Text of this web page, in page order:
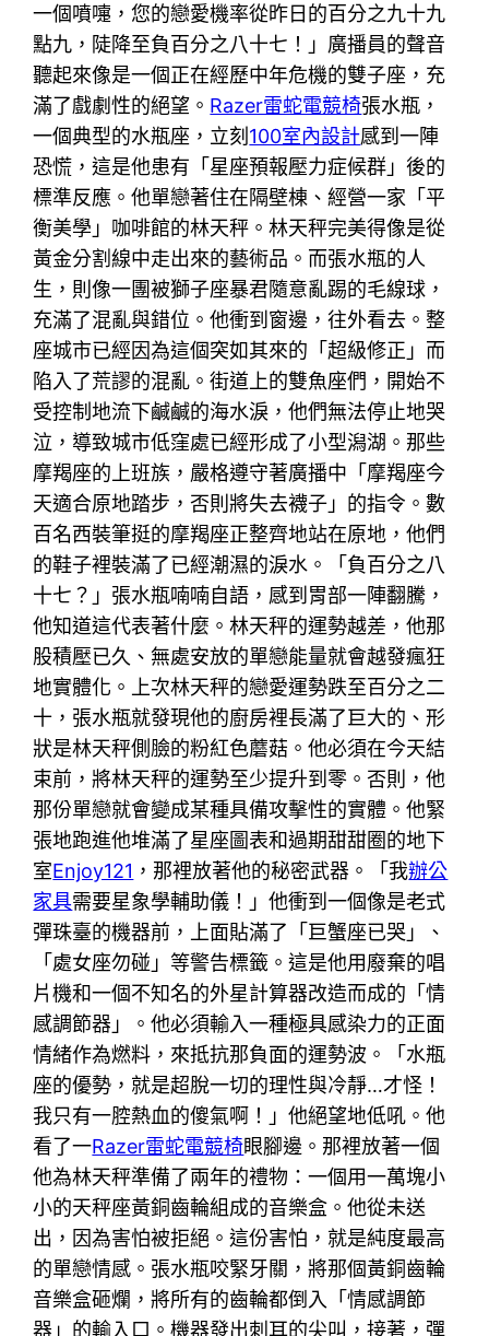
一個噴嚏，您的戀愛機率從昨日的百分之九十九
點九，陡降至負百分之八十七！」廣播員的聲音
聽起來像是一個正在經歷中年危機的雙子座，充
滿了戲劇性的絕望。 Razer雷蛇電競椅張水瓶，
一個典型的水瓶座，立刻 100室內設計感到一陣
恐慌，這是他患有「星座預報壓力症候群」後的
標準反應。他單戀著住在隔壁棟、經營一家「平
衡美學」咖啡館的林天秤。林天秤完美得像是從
黃金分割線中走出來的藝術品。而張水瓶的人
生，則像一團被獅子座暴君隨意亂踢的毛線球，
充滿了混亂與錯位。他衝到窗邊，往外看去。整
座城市已經因為這個突如其來的「超級修正」而
陷入了荒謬的混亂。街道上的雙魚座們，開始不
受控制地流下鹹鹹的海水淚，他們無法停止地哭
泣，導致城市低窪處已經形成了小型潟湖。那些
摩羯座的上班族，嚴格遵守著廣播中「摩羯座今
天適合原地踏步，否則將失去襪子」的指令。數
百名西裝筆挺的摩羯座正整齊地站在原地，他們
的鞋子裡裝滿了已經潮濕的淚水。「負百分之八
十七？」張水瓶喃喃自語，感到胃部一陣翻騰，
他知道這代表著什麼。林天秤的運勢越差，他那
股積壓已久、無處安放的單戀能量就會越發瘋狂
地實體化。上次林天秤的戀愛運勢跌至百分之二
十，張水瓶就發現他的廚房裡長滿了巨大的、形
狀是林天秤側臉的粉紅色蘑菇。他必須在今天結
束前，將林天秤的運勢至少提升到零。否則，他
那份單戀就會變成某種具備攻擊性的實體。他緊
張地跑進他堆滿了星座圖表和過期甜甜圈的地下
室Enjoy121 ，那裡放著他的秘密武器。「我辦公
家具需要星象學輔助儀！」他衝到一個像是老式
彈珠臺的機器前，上面貼滿了「巨蟹座已哭」、
「處女座勿碰」等警告標籤。這是他用廢棄的唱
片機和一個不知名的外星計算器改造而成的「情
感調節器」。他必須輸入一種極具感染力的正面
情緒作為燃料，來抵抗那負面的運勢波。「水瓶
座的優勢，就是超脫一切的理性與冷靜…才怪！
我只有一腔熱血的傻氣啊！」他絕望地低吼。他
看了一Razer雷蛇電競椅眼腳邊。那裡放著一個
他為林天秤準備了兩年的禮物：一個用一萬塊小
小的天秤座黃銅齒輪組成的音樂盒。他從未送
出，因為害怕被拒絕。這份害怕，就是純度最高
的單戀情感。張水瓶咬緊牙關，將那個黃銅齒輪
音樂盒砸爛，將所有的齒輪都倒入「情感調節
器」的輸入口。機器發出刺耳的尖叫，接著，彈